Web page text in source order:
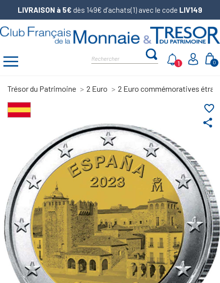
LIVRAISON à 5€ dès 149€ d’achats(1) avec le code LIV149
0
1
Trésor du Patrimoine 2 Euro 2 Euro commémoratives
share
favorite_border